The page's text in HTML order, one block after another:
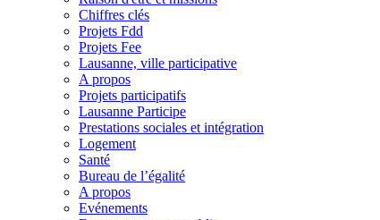
Chiffres clés
Projets Fdd
Projets Fee
Lausanne, ville participative
A propos
Projets participatifs
Lausanne Participe
Prestations sociales et intégration
Logement
Santé
Bureau de l’égalité
A propos
Evénements